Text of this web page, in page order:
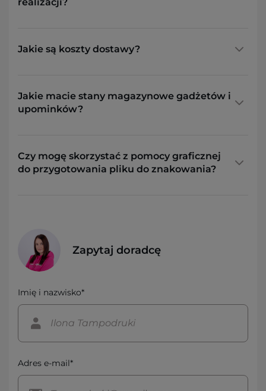
realizacji?
Jakie są koszty dostawy?
Jakie macie stany magazynowe gadżetów i
upominków?
Czy mogę skorzystać z pomocy graficznej
do przygotowania pliku do znakowania?
Zapytaj doradcę
Imię i nazwisko*
Adres e-mail*